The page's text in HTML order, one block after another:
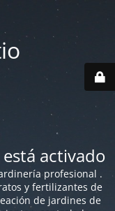
activado
profesional .
y fertilizantes de
de jardines de